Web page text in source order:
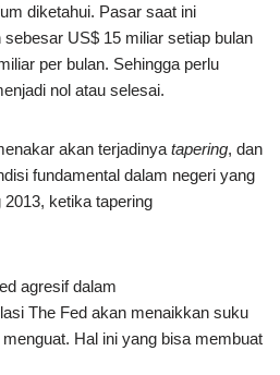
diketahui. Pasar saat ini
sebesar US$ 15 miliar setiap bulan
per bulan. Sehingga perlu
nol atau selesai.
akan terjadinya tapering, dan
fundamental dalam negeri yang
ketika tapering
agresif dalam
The Fed akan menaikkan suku
Hal ini yang bisa membuat